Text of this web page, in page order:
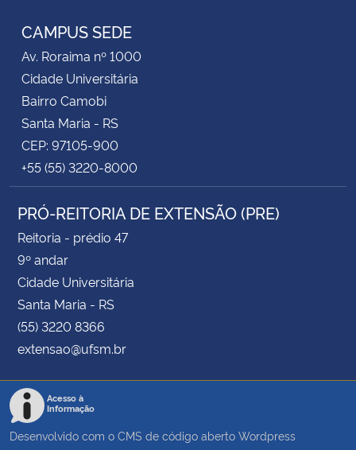
CAMPUS SEDE
Av. Roraima nº 1000
Cidade Universitária
Bairro Camobi
Santa Maria - RS
CEP: 97105-900
+55 (55) 3220-8000
PRÓ-REITORIA DE EXTENSÃO (PRE)
Reitoria - prédio 47
9º andar
Cidade Universitária
Santa Maria - RS
(55) 3220 8366
extensao@ufsm.br
Acesso à
Informação
Desenvolvido com o CMS de código aberto Wordpress